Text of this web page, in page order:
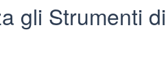
gli Strumenti di